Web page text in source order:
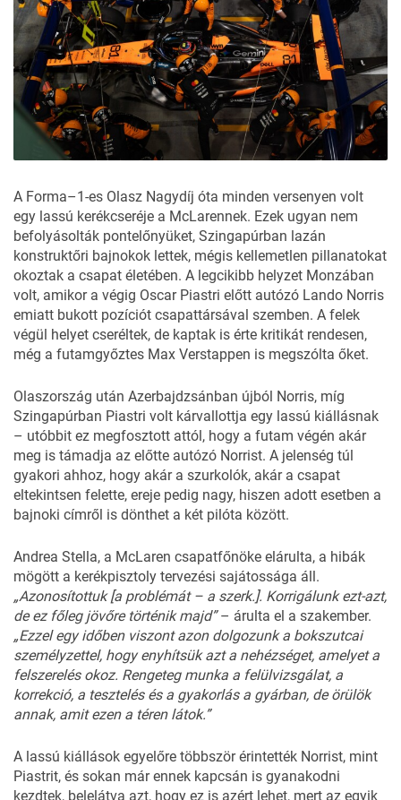
A Forma–1-es Olasz Nagydíj óta minden versenyen volt
egy lassú kerékcseréje a McLarennek. Ezek ugyan nem
befolyásolták pontelőnyüket, Szingapúrban lazán
konstruktőri bajnokok lettek, mégis kellemetlen pillanatokat
okoztak a csapat életében. A legcikibb helyzet Monzában
volt, amikor a végig Oscar Piastri előtt autózó Lando Norris
emiatt bukott pozíciót csapattársával szemben. A felek
végül helyet cseréltek, de kaptak is érte kritikát rendesen,
még a futamgyőztes Max Verstappen is megszólta őket.
Olaszország után Azerbajdzsánban újból Norris, míg
Szingapúrban Piastri volt kárvallottja egy lassú kiállásnak
– utóbbit ez megfosztott attól, hogy a futam végén akár
meg is támadja az előtte autózó Norrist. A jelenség túl
gyakori ahhoz, hogy akár a szurkolók, akár a csapat
eltekintsen felette, ereje pedig nagy, hiszen adott esetben a
bajnoki címről is dönthet a két pilóta között.
Andrea Stella, a McLaren csapatfőnöke elárulta, a hibák
mögött a kerékpisztoly tervezési sajátossága áll.
„Azonosítottuk [a problémát – a szerk.]. Korrigálunk ezt-azt,
de ez főleg jövőre történik majd”– árulta el a szakember.
„Ezzel egy időben viszont azon dolgozunk a bokszutcai
személyzettel, hogy enyhítsük azt a nehézséget, amelyet a
felszerelés okoz. Rengeteg munka a felülvizsgálat, a
korrekció, a tesztelés és a gyakorlás a gyárban, de örülök
annak, amit ezen a téren látok.”
A lassú kiállások egyelőre többször érintették Norrist, mint
Piastrit, és sokan már ennek kapcsán is gyanakodni
kezdtek, belelátva azt, hogy ez is azért lehet, mert az egyik